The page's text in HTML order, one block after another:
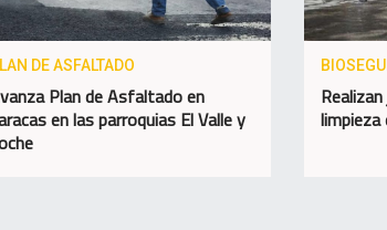
DE ASFALTADO
Plan de Asfaltado en
en las parroquias El Valle y
limpieza